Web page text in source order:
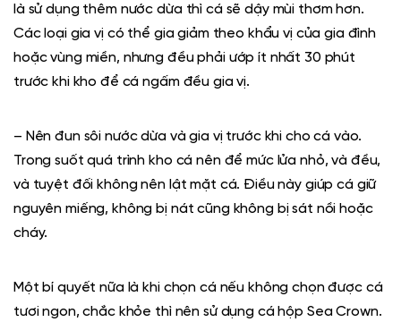
là sử dụng thêm nước dừa thì cá sẽ dậy mùi thơm hơn.
Các loại gia vị có thể gia giảm theo khẩu vị của gia đình
hoặc vùng miền, nhưng đều phải ướp ít nhất 30 phút
trước khi kho để cá ngấm đều gia vị.
– Nên đun sôi nước dừa và gia vị trước khi cho cá vào.
Trong suốt quá trình kho cá nên để mức lửa nhỏ,và đều,
và tuyệt đối không nên lật mặt cá. Điều này giúp cá giữ
nguyên miếng, không bị nát cũng không bị sát nồi hoặc
cháy.
Một bí quyết nữa là khi chọn cá nếu không chọn được cá
tươi ngon, chắc khỏe thì nên sử dụng cá hộp Sea Crown.